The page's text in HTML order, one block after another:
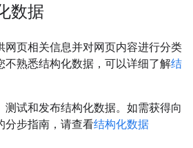
数据
网页相关信息并对网页内容进行分类
不熟悉结构化数据，可以详细了解结
测试和发布结构化数据。如需获得向
分步指南，请查看结构化数据